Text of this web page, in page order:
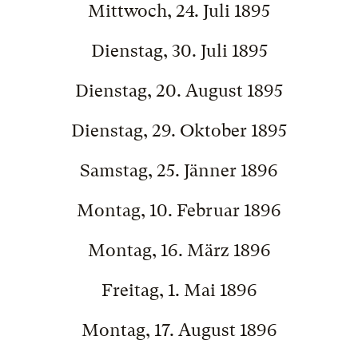
Mittwoch, 24. Juli 1895
Dienstag, 30. Juli 1895
Dienstag, 20. August 1895
Dienstag, 29. Oktober 1895
Samstag, 25. Jänner 1896
Montag, 10. Februar 1896
Montag, 16. März 1896
Freitag, 1. Mai 1896
Montag, 17. August 1896